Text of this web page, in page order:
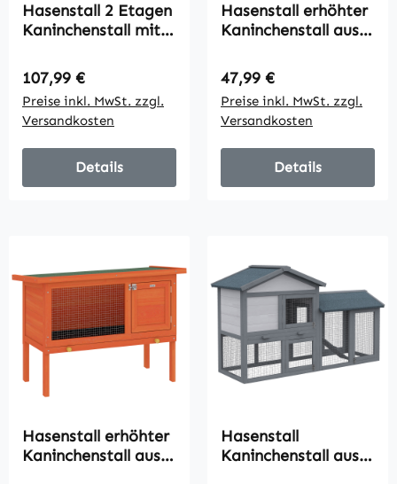
Hasenstall 2 Etagen
Kaninchenstall mit
Bitumendach
Freilaufgehege
Rampe Türen Holz
123,5x62,6x92,5 cm
Orange
Regulärer Preis:
107,99 €
Preise inkl. MwSt. zzgl.
Versandkosten
Details
Hasenstall erhöhter
Kaninchenstall aus
aufklappbar
Bitumendach
herausziehbarer
Schublade 90x45x65
cm Grau
Regulärer Preis:
47,99 €
Preise inkl. MwSt. zzgl.
Versandkosten
Details
Hasenstall erhöhter
Kaninchenstall aus
Hasenstall
Kaninchenstall aus